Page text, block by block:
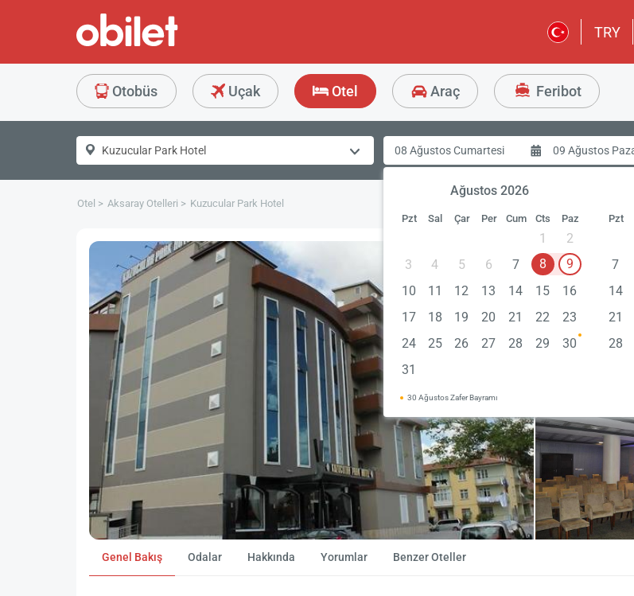
TRY
Otobüs Uçak Otel Araç Feribot
Ağustos 2026
Pzt Sal Çar Per Cum Cts Paz
1
2
3
4 5 6 7 8
9
10
11 12 13 14 15
16
17
18 19 20 21 22
23
24
25 26 27 28 29
30
31
Pzt
7
14
21
28
30 Ağustos Zafer Bayramı
Otel Aksaray Otelleri Kuzucular Park Hotel
Genel Bakış Odalar Hakkında Yorumlar Benzer Oteller